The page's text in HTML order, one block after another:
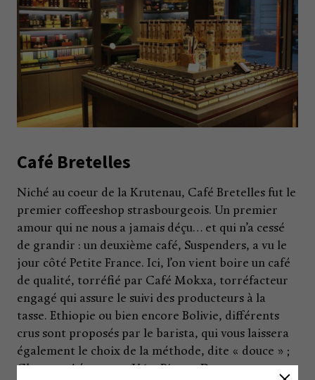
Café Bretelles
Niché au coeur de la Krutenau, Café Bretelles fut le
premier coffeeshop strasbourgeois. Un premier
amour qui ne nous a jamais déçu… et qui n’a cessé
de grandir : un deuxième café, Suspenders, a vu le
jour côté Petite France. Ici, l’on vient boire un café
de qualité, torréfié par Café Mokxa, torréfacteur
engagé qui assure le suivi des producteurs à la
tasse. Ethiopie ou bien encore Bolivie, différents
crus sont proposés par le barista, qui vous laissera
également le choix de la méthode, dite « douce » ;
Chemex, Aéropress, V60, Piston. Des termes un